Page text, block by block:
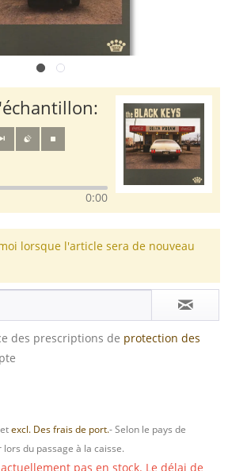
0:00
lorsque l'article sera de nouveau
des prescriptions de protection des
excl. Des frais de port.- Selon le pays de
du passage à la caisse.
pas en stock. Le délai de